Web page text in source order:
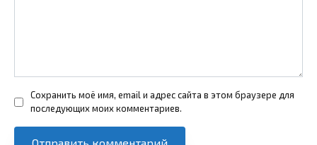
Сохранить моё имя, email и адрес сайта в этом браузере для
последующих моих комментариев.